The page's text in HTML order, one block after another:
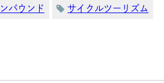
バウンド サイクルツーリズム